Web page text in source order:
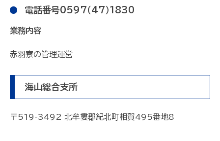
電話番号0597（47）1830
業務内容
赤羽寮の管理運営
海山総合支所
〒519-3492 北牟婁郡紀北町相賀495番地8